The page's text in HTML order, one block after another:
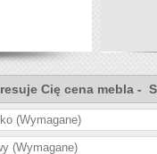
Cię cena mebla -